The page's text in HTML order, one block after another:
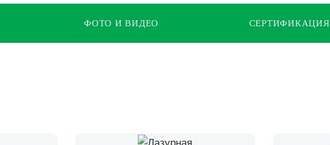
ФОТО И ВИДЕО СЕРТИФИКАЦИЯ